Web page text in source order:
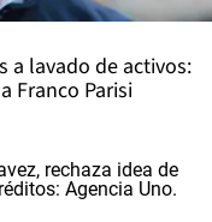
a lavado de activos:
Franco Parisi